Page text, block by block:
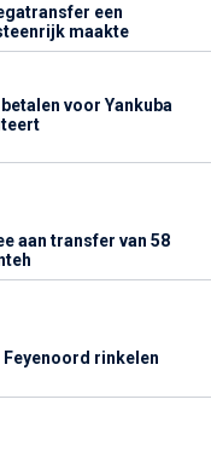
een
maakte
voor Yankuba
aan transfer van 58
rinkelen